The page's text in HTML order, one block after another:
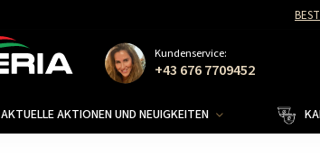
Kundenservice:
+43 676 7709452
AKTUELLE AKTIONEN UND NEUIGKEITEN